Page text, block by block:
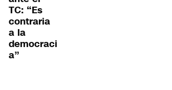
TC: “Es
contraria
a la
democraci
a”